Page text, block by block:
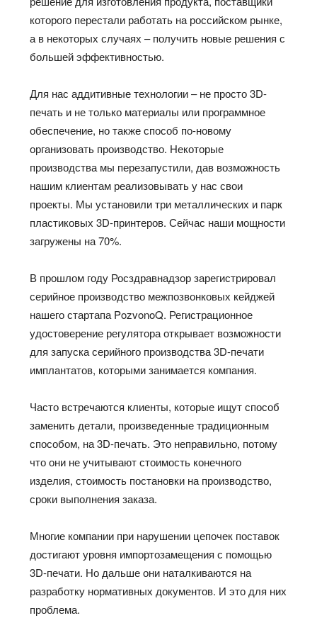
которого перестали работать на российском рынке,
а в некоторых случаях – получить новые решения с
большей эффективностью.
Для нас аддитивные технологии – не просто 3D-
печать и не только материалы или программное
обеспечение, но также способ по-новому
организовать производство. Некоторые
производства мы перезапустили, дав возможность
нашим клиентам реализовывать у нас свои
проекты. Мы установили три металлических и парк
пластиковых 3D-принтеров. Сейчас наши мощности
загружены на 70%.
В прошлом году Росздравнадзор зарегистрировал
серийное производство межпозвонковых кейджей
нашего стартапа PozvonoQ. Регистрационное
удостоверение регулятора открывает возможности
для запуска серийного производства 3D-печати
имплантатов, которыми занимается компания.
Часто встречаются клиенты, которые ищут способ
заменить детали, произведенные традиционным
способом, на 3D-печать. Это неправильно, потому
что они не учитывают стоимость конечного
изделия, стоимость постановки на производство,
сроки выполнения заказа.
Многие компании при нарушении цепочек поставок
достигают уровня импортозамещения с помощью
3D-печати. Но дальше они наталкиваются на
разработку нормативных документов. И это для них
проблема.